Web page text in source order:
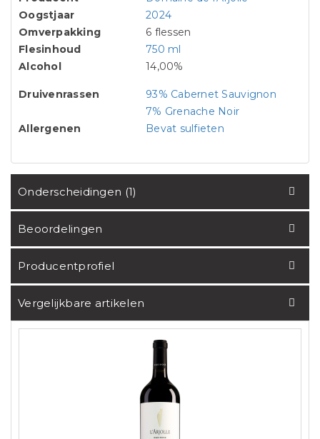
Oogstjaar
2024
Omverpakking
6 flessen
Flesinhoud
750 ml
Alcohol
14,00%
Druivenrassen
93% Cabernet Sauvignon
7% Grenache Noir
Allergenen
Bevat sulfieten
Onderscheidingen (1)
Beoordelingen
Producentprofiel
Vergelijkbare artikelen